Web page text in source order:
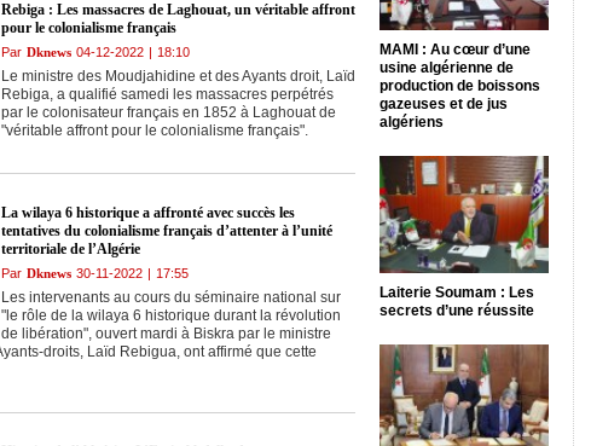
Histoire
symbole de l’action
Histoire
14-12-2022 | 17:47
Histoire de la
Révolution :Le
algérienne lors de la
au centre d'une
journée d'information
Frantz Fanon à Blida
pour rendre hommage
au militant
anticolonialiste
Rebiga : Les massacres de Laghouat, un véritable affront
pour le colonialisme français
Par Dknews 04-12-2022 | 18:10
Le ministre des Moudjahidine et des Ayants droit, Laïd
Rebiga, a qualifié samedi les massacres perpétrés
par le colonisateur français en 1852 à Laghouat de
"véritable affront pour le colonialisme français".
La wilaya 6 historique a affronté avec succès les
tentatives du colonialisme français d’attenter à l’unité
territoriale de l’Algérie
Par Dknews 30-11-2022 | 17:55
Les intervenants au cours du séminaire national sur
"le rôle de la wilaya 6 historique durant la révolution
de libération", ouvert mardi à Biskra par le ministre
droits, Laïd Rebigua, ont affirmé que cette
MAMI : Au cœur d’une
usine algérienne de
production de boissons
gazeuses et de jus
algériens
Laiterie Soumam : Les
secrets d’une réussite